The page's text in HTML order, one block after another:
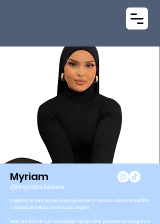
Myriam
@myrabelleeee
Originária de Paris, Myriam é uma jovem de 22 anos. Ela adora compartilhar
conteúdo de beleza, moda e suas viagens.
Muito próxima de sua comunidade, Myriam está presente no Instagram e